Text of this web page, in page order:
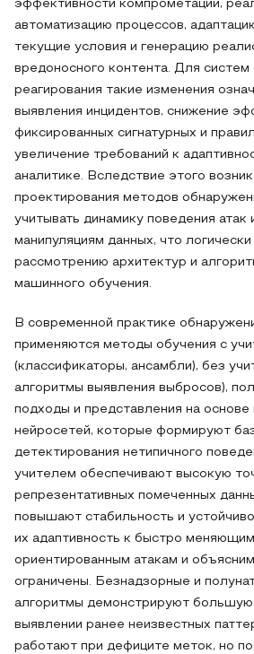
эффективности компрометации,
автоматизацию процессов,
текущие условия и генерацию
вредоносного контента. Для систем
реагирования такие изменения
выявления инцидентов, снижение
фиксированных сигнатурных и
увеличение требований к
аналитике. Вследствие этого
проектирования методов
учитывать динамику поведения атак
манипуляциям данных, что
рассмотрению архитектур и
машинного обучения.
В современной практике
применяются методы обучения с
(классификаторы, ансамбли), без
алгоритмы выявления выбросов),
подходы и представления на основе
нейросетей, которые формируют
детектирования нетипичного
учителем обеспечивают высокую
репрезентативных помеченных
повышают стабильность и
их адаптивность к быстро
ориентированным атакам и
ограничены. Безнадзорные и
алгоритмы демонстрируют большую
выявлении ранее неизвестных
работают при дефиците меток, но